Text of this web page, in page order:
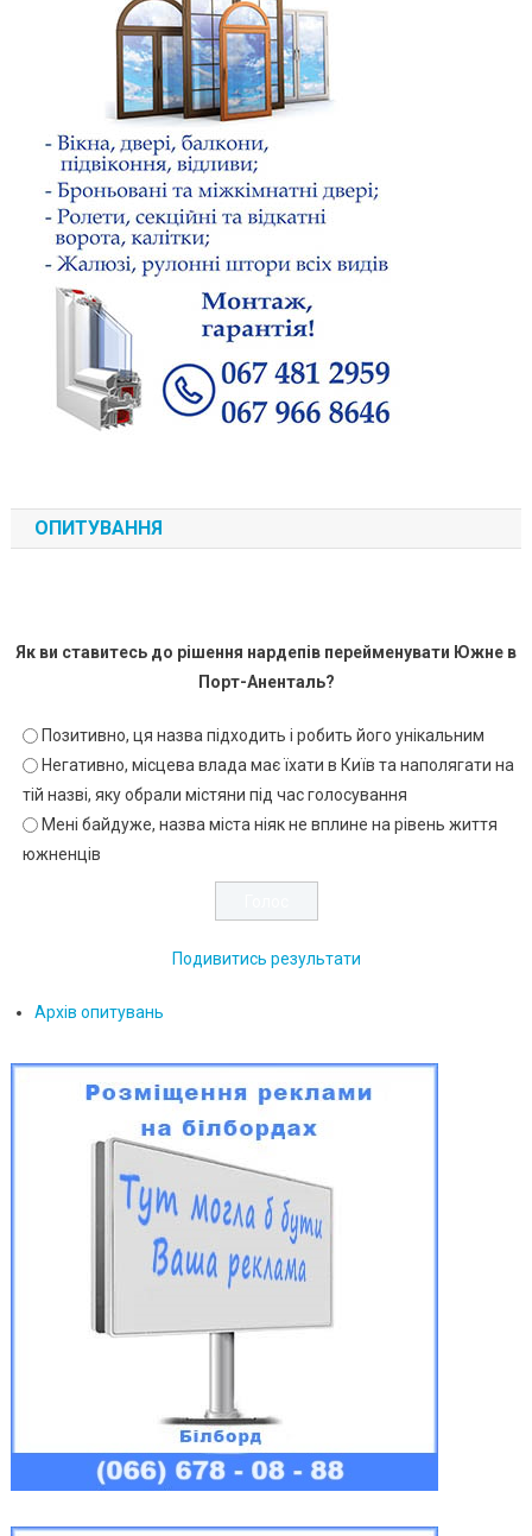
ОПИТУВАННЯ
Як ви ставитесь до рішення нардепів перейменувати Южне в
Порт-Аненталь?
Позитивно, ця назва підходить і робить його унікальним
Негативно, місцева влада має їхати в Київ та наполягати на
тій назві, яку обрали містяни під час голосування
Мені байдуже, назва міста ніяк не вплине на рівень життя
южненців
Подивитись результати
Архів опитувань